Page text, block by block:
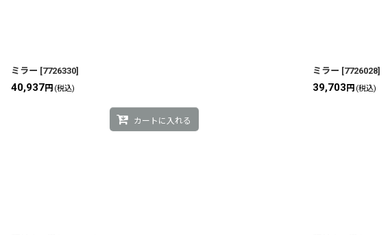
ミラー [7726330]
40,937円 (税込)
カートに入れる
ミラー [7726028]
39,703 円 (税込)